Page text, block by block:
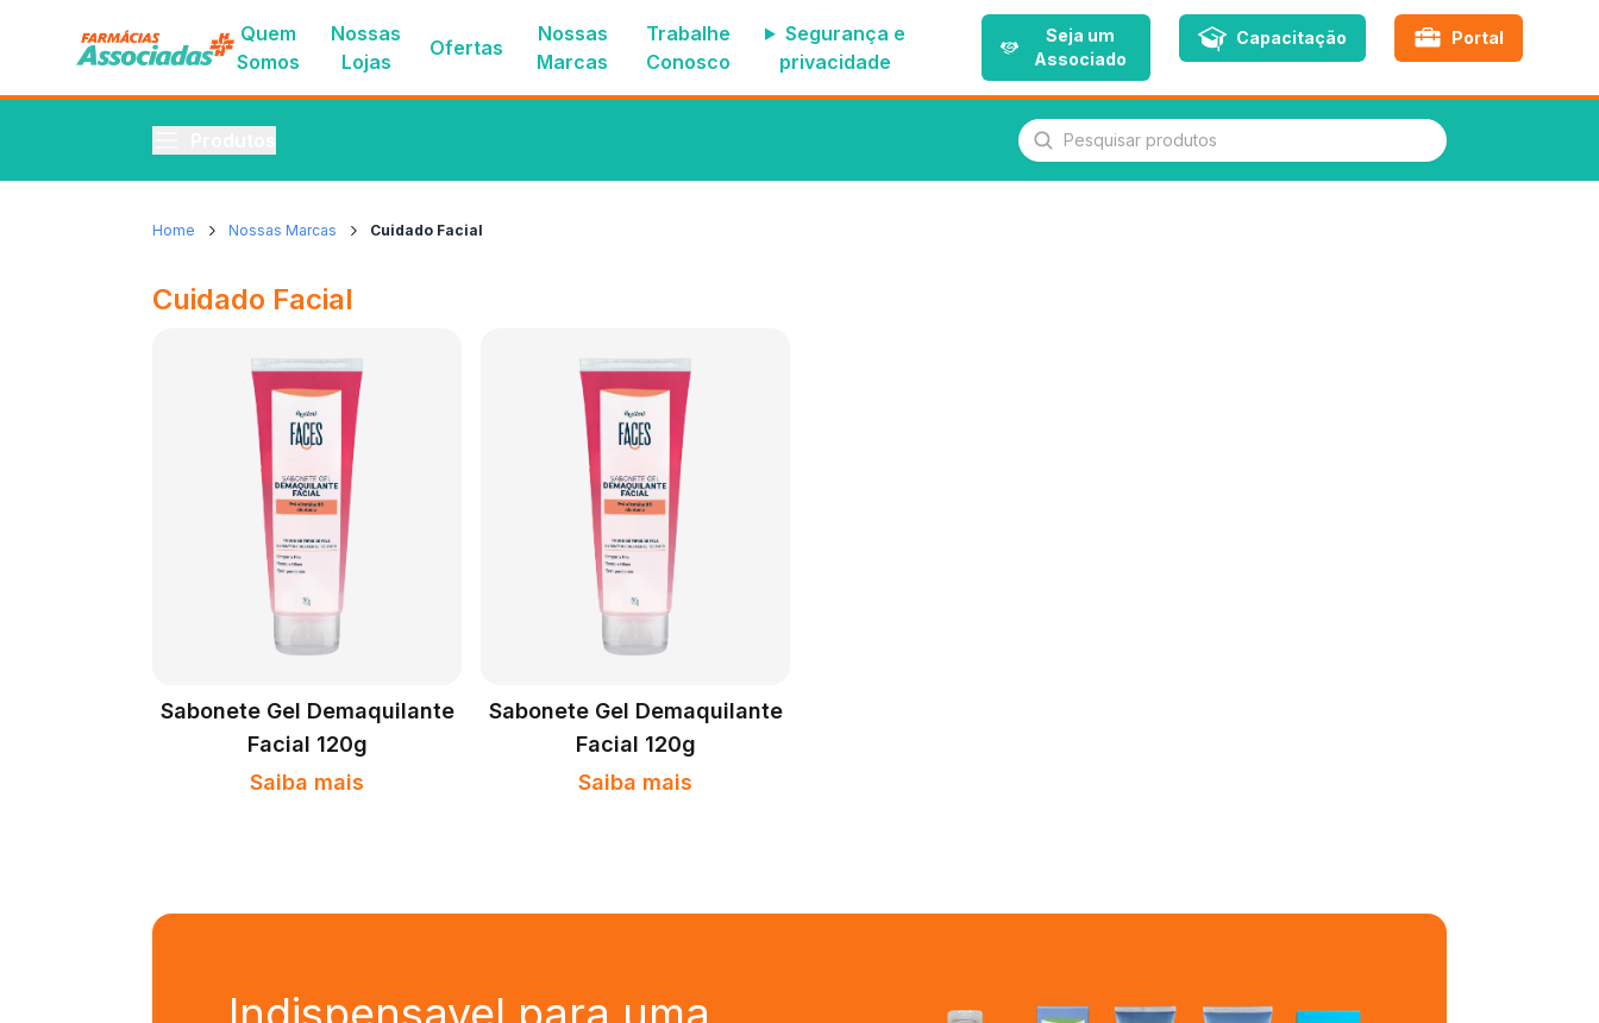
Quem
Somos
Nossas
Lojas
Ofertas
Nossas
Marcas
Trabalhe
Conosco
Segurança e
privacidade
Seja um
Associado
Capacitação Portal
Pesquisar produtos
Home Nossas Marcas Cuidado Facial
Cuidado Facial
Sabonete Gel Demaquilante
Facial 120g
Saiba mais
Sabonete Gel Demaquilante
Facial 120g
Saiba mais